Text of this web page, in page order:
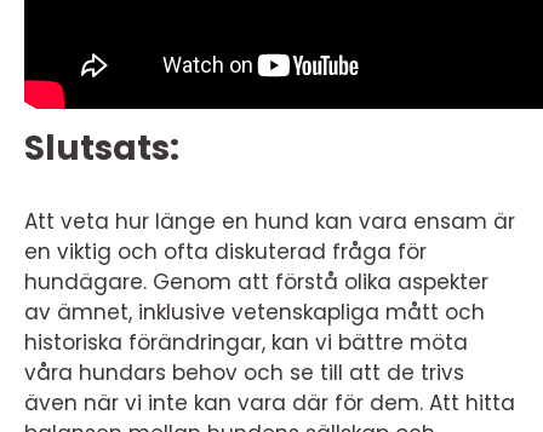
Slutsats:
Att veta hur länge en hund kan vara ensam är
en viktig och ofta diskuterad fråga för
hundägare. Genom att förstå olika aspekter
av ämnet, inklusive vetenskapliga mått och
historiska förändringar, kan vi bättre möta
våra hundars behov och se till att de trivs
även när vi inte kan vara där för dem. Att hitta